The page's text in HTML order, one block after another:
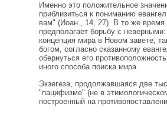
Именно это положительное
приблизиться к пониманию
вам" (Иоан., 14, 27). В то же время
предполагает борьбу с
концепция мира в Новом завете,
богом, согласно сказанному
обернуться его
иного способа поиска мира.
Экзегеза, продолжавшаяся две
"пацифизме" (не в
построенный на